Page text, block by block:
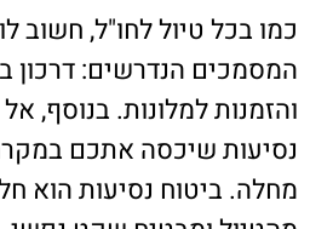
כמו בכל טיול לחו"ל, חשוב
המסמכים הנדרשים: דרכון
והזמנות למלונות. בנוסף,
נסיעות שיכסה אתכם
מחלה. ביטוח נסיעות הוא